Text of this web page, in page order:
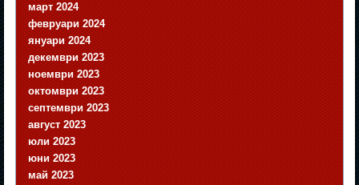
март 2024
февруари 2024
януари 2024
декември 2023
ноември 2023
октомври 2023
септември 2023
август 2023
юли 2023
юни 2023
май 2023